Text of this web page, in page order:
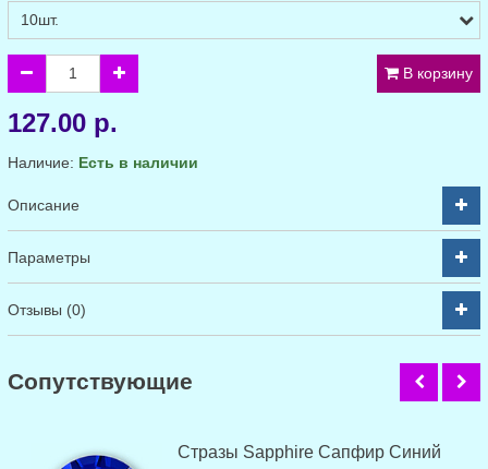
В корзину
127.00 р.
Наличие: Есть в наличии
Описание
Параметры
Отзывы (0)
Cопутствующие
Стразы Sapphire Сапфир Синий